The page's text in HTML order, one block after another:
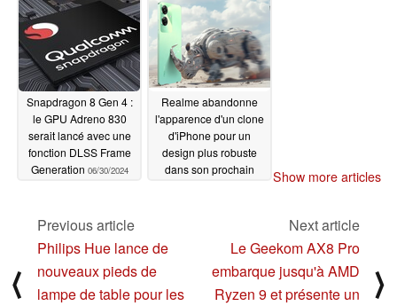
Snapdragon 8 Gen 4 :
le GPU Adreno 830
serait lancé avec une
fonction DLSS Frame
Generation 06/30/2024
Realme abandonne
l'apparence d'un clone
d'iPhone pour un
design plus robuste
dans son prochain
Show more articles
⟨
Previous article
Philips Hue lance de
nouveaux pieds de
lampe de table pour les
Next article
Le Geekom AX8 Pro
embarque jusqu'à AMD
Ryzen 9 et présente un
⟩